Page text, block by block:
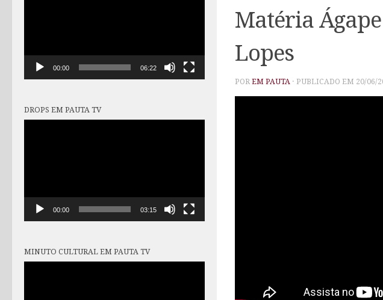
Matéria
Lopes
POR EM PAUTA · PUBLICADO EM 20/06/
00:00 06:22
DROPS EM PAUTA TV
00:00 03:15
MINUTO CULTURAL EM PAUTA TV